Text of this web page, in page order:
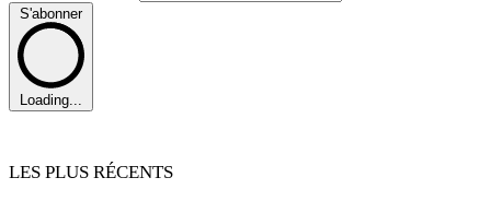
S'abonner
Loading...
LES PLUS RÉCENTS